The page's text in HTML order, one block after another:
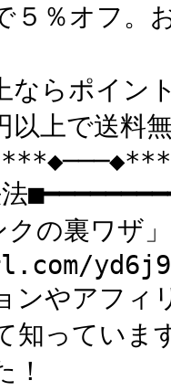
％オフ。
ならポイン
以上で送料
の裏ワザ」
ンやアフィ
知っていま
！